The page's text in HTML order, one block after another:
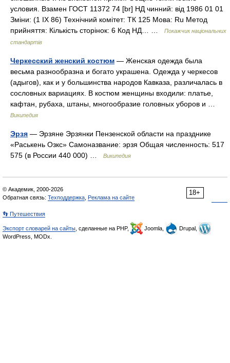
условия. Взамен ГОСТ 11372 74 [br] НД чинний: від 1986 01 01
Зміни: (1 IX 86) Технічний комітет: ТК 125 Мова: Ru Метод
прийняття: Кількість сторінок: 6 Код НД… …
Покажчик національних
стандартів
Черкесский женский костюм — Женская одежда была
весьма разнообразна и богато украшена. Одежда у черкесов
(адыгов), как и у большинства народов Кавказа, различалась в
сословных вариациях. В костюм женщины входили: платье,
кафтан, рубаха, штаны, многообразие головных уборов и …
Википедия
Эрзя — Эрзяне Эрзянки Пензенской области на празднике
«Раськень Озкс» Самоназвание: эрзя Общая численность: 517
575 (в России 440 000) …
Википедия
18+
© Академик, 2000-2026
Обратная связь: Техподдержка Реклама на сайте
👣 Путешествия
Экспорт словарей на сайты , сделанные на PHP, Joomla,
Drupal,
WordPress, MODx.